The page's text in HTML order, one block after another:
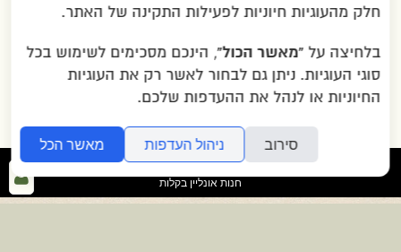
הוראות הגעה ב-WAZE
2007-2026 © כל הזכויות שמורות לגרין בננה
בע"מ |איזור תעשייה שילת ליד מודיעין
חנות אונליין בקלות
חלק מהעוגיות חיוניות לפעילות התקינה של האתר.
בלחיצה על “מאשר הכול”, הינכם מסכימים לשימוש בכל
סוגי העוגיות. ניתן גם לבחור לאשר רק את העוגיות
החיוניות או לנהל את ההעדפות שלכם.
סירוב ניהול העדפות מאשר הכל